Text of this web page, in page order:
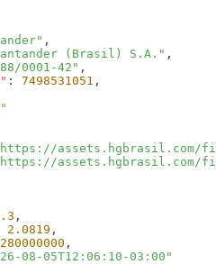
(Brasil) S.A."
0001-42"
: 7498531051
assets.hgbrasil.com/
2.0819